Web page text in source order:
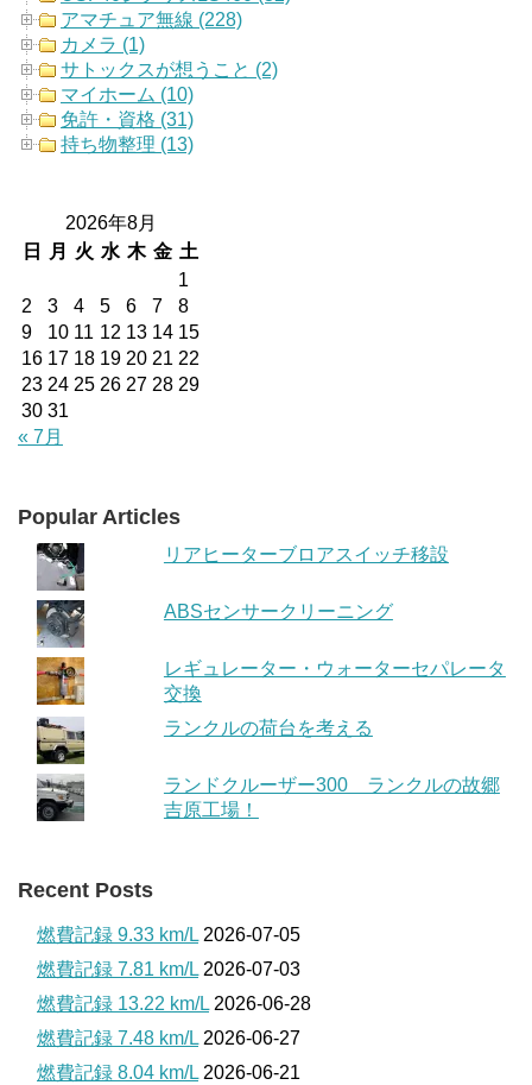
アマチュア無線 (228)
カメラ (1)
サトックスが想うこと (2)
マイホーム (10)
免許・資格 (31)
持ち物整理 (13)
2026年8月
日
月 火 水 木 金 土
1
2
3 4 5 6 7
8
9
10 11 12 13 14 15
16 17 18 19 20 21 22
23 24 25 26 27 28 29
30 31
« 7月
Popular Articles
リアヒーターブロアスイッチ移設
ABSセンサークリーニング
レギュレーター・ウォーターセパレータ
交換
ランクルの荷台を考える
ランドクルーザー300 ランクルの故郷
吉原工場！
Recent Posts
燃費記録 9.33 km/L 2026-07-05
燃費記録 7.81 km/L 2026-07-03
燃費記録 13.22 km/L 2026-06-28
燃費記録 7.48 km/L 2026-06-27
燃費記録 8.04 km/L 2026-06-21